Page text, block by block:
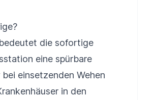
die sofortige
eine spürbare
einsetzenden Wehen
in den